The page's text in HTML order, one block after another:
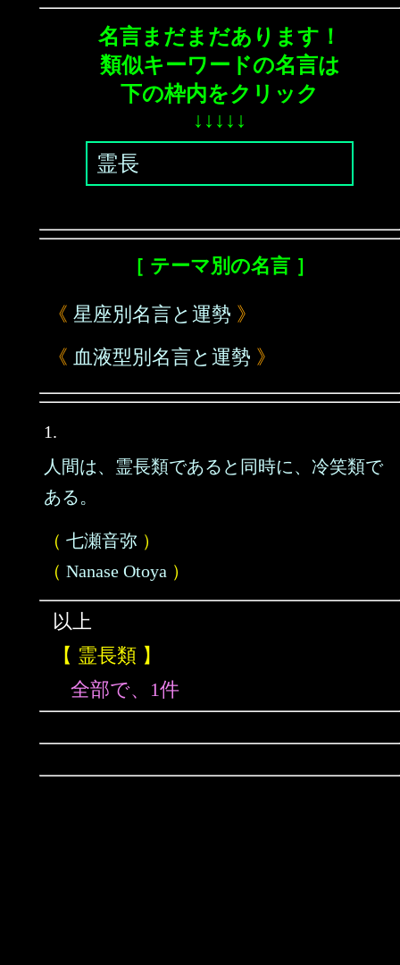
名言まだまだあります！
類似キーワードの名言は
下の枠内をクリック
↓↓↓↓↓
霊長
［ テーマ別の名言 ］
《 星座別名言と運勢 》
《 血液型別名言と運勢 》
1.
人間は、霊長類であると同時に、冷笑類で
ある。
（ 七瀬音弥 ）
（ Nanase Otoya ）
以上
【 霊長類 】
全部で、1件